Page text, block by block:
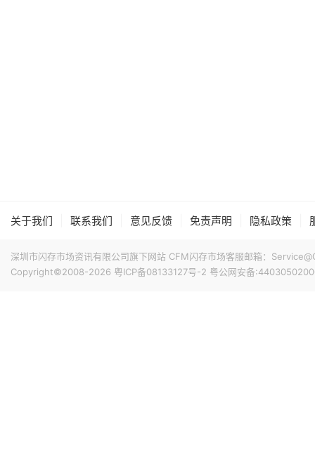
关于我们 联系我们 意见反馈 免责声明 隐私政策
深圳市闪存市场资讯有限公司旗下网站 CFM闪存市场客服邮箱：
Copyright©2008-2026 粤ICP备08133127号-2 粤公网安备